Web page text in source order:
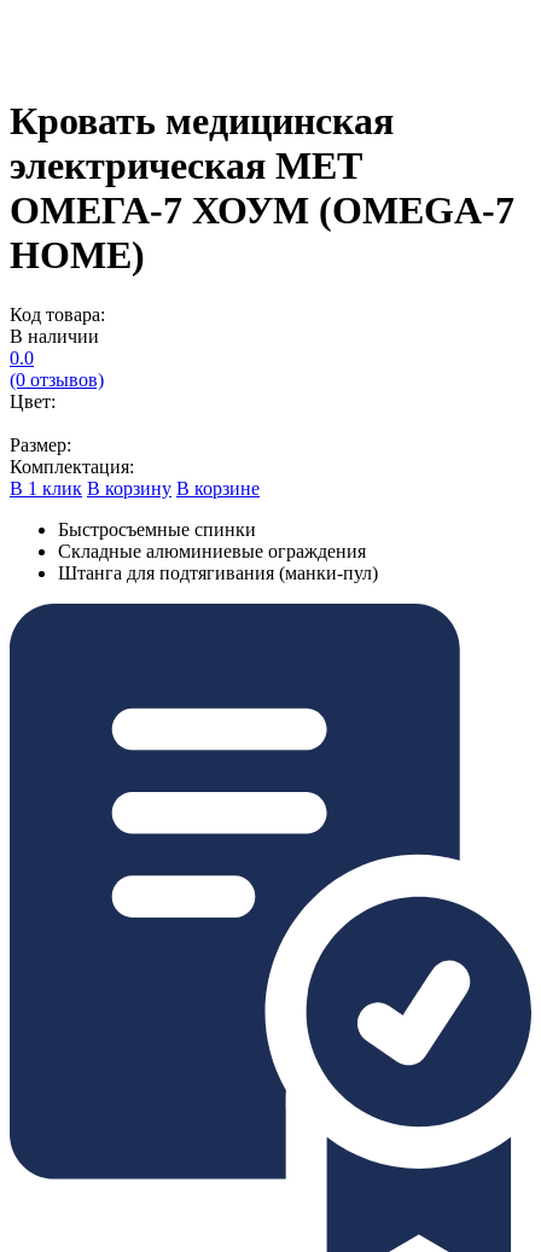
Кровать медицинская
электрическая МЕТ
ОМЕГА-7 ХОУМ (OMEGA-7
HOME)
Код товара:
В наличии
0.0
(0 отзывов)
Цвет:
Размер:
Комплектация:
В 1 клик В корзину В корзине
Быстросъемные спинки
Складные алюминиевые ограждения
Штанга для подтягивания (манки-пул)